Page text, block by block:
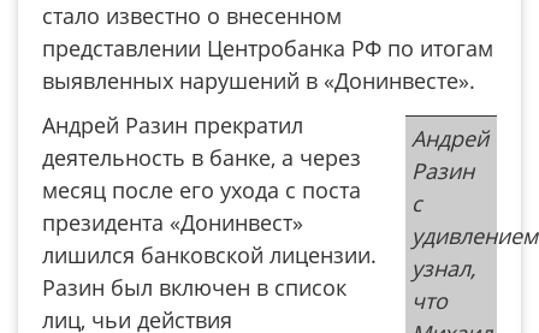
стало известно о внесенном
представлении Центробанка РФ по итогам
выявленных нарушений в «Донинвесте».
Андрей
Разин
с
удивлением
узнал,
что
Андрей Разин прекратил
деятельность в банке, а через
месяц после его ухода с поста
президента «Донинвест»
лишился банковской лицензии.
Разин был включен в список
лиц, чьи действия